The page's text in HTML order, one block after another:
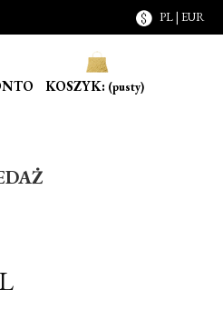
KOSZYK: (pusty)
PL | EUR